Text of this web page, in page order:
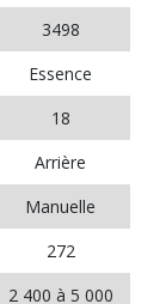
3498
Essence
18
Arrière
Manuelle
272
2 400 à 5 000